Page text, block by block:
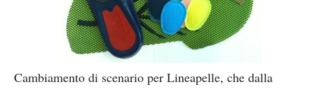
Cambiamento di scenario per Lineapelle, che dalla